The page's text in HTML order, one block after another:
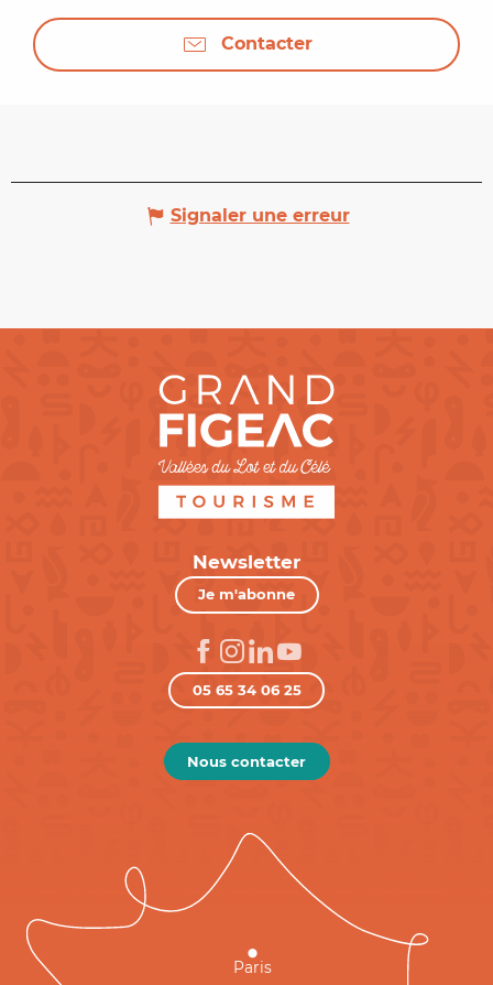
Contacter
Signaler une erreur
Newsletter
Je m'abonne
05 65 34 06 25
Nous contacter
Paris